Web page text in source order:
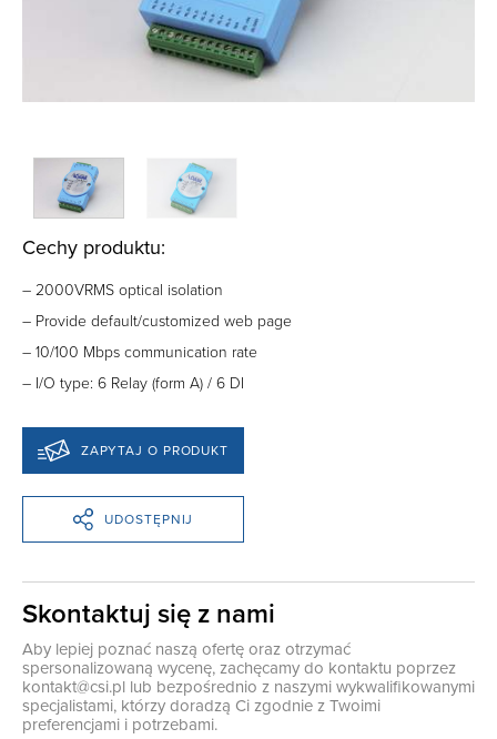
Cechy produktu:
– 2000VRMS optical isolation
– Provide default/customized web page
– 10/100 Mbps communication rate
– I/O type: 6 Relay (form A) / 6 DI
ZAPYTAJ O PRODUKT
UDOSTĘPNIJ
Skontaktuj się z nami
Aby lepiej poznać naszą ofertę oraz otrzymać
spersonalizowaną wycenę, zachęcamy do kontaktu poprzez
kontakt@csi.pl lub bezpośrednio z naszymi wykwalifikowanymi
specjalistami, którzy doradzą Ci zgodnie z Twoimi
preferencjami i potrzebami.